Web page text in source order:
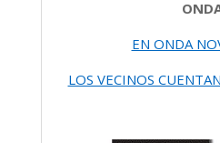
EN ONDA
LOS VECINOS